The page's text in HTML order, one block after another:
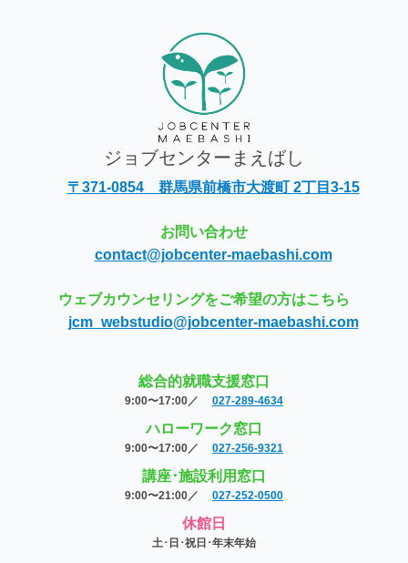
ジョブセンターまえばし
〒371-0854 群馬県前橋市大渡町 2丁目3-15
お問い合わせ
contact@jobcenter-maebashi.com
ウェブカウンセリングをご希望の方はこちら
jcm_webstudio@jobcenter-maebashi.com
総合的就職支援窓口
9:00〜17:00／ 027-289-4634
ハローワーク窓口
9:00〜17:00／ 027-256-9321
講座･施設利用窓口
9:00〜21:00／ 027-252-0500
休館日
土･日･祝日･年末年始